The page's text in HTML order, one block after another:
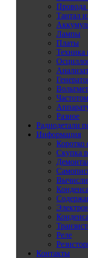
Провода
Тантал
Лампы
Платы
Техника
Разное
Радиодетали
Информация
Коротко
Скупка
Реле
Контакты